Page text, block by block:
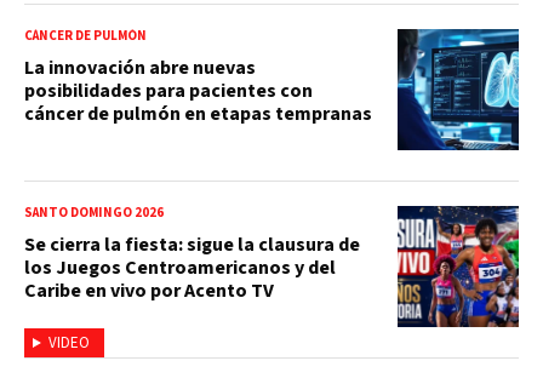
CÁNCER DE PULMÓN
La innovación abre nuevas
posibilidades para pacientes con
cáncer de pulmón en etapas tempranas
VIDEO
SANTO DOMINGO 2026
Se cierra la fiesta: sigue la clausura de
los Juegos Centroamericanos y del
Caribe en vivo por Acento TV